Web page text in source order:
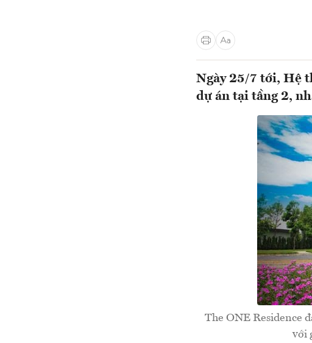
Ngày 25/7 tới, Hệ
dự án tại tầng 2,
The ONE Residence
với